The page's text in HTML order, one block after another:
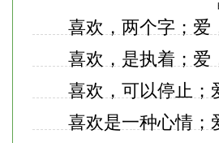
喜欢，两个字；爱
喜欢，是执着；爱
喜欢，可以停止；爱
喜欢是一种心情；爱